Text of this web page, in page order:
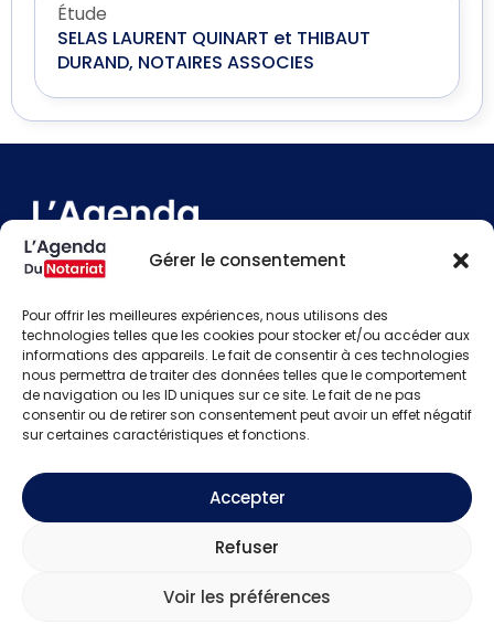
Gérer le consentement
Pour offrir les meilleures expériences, nous utilisons des
technologies telles que les cookies pour stocker et/ou accéder aux
informations des appareils. Le fait de consentir à ces technologies
nous permettra de traiter des données telles que le comportement
de navigation ou les ID uniques sur ce site. Le fait de ne pas
consentir ou de retirer son consentement peut avoir un effet négatif
sur certaines caractéristiques et fonctions.
Accepter
Refuser
Voir les préférences
Étude
SELAS LAURENT QUINART et THIBAUT
DURAND, NOTAIRES ASSOCIES
Devenir annonceur
Contact
Besoin d'aide
Actualités
Évènements
Candidats
S'identifier
Politique de confidentialité